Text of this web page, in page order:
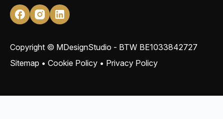
Copyright © MDesignStudio - BTW BE1033842727
Sitemap • Cookie Policy • Privacy Policy